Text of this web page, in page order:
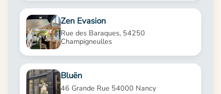
Zen Evasion
Rue des Baraques, 54250
Champigneulles
Bluën
46 Grande Rue 54000 Nancy